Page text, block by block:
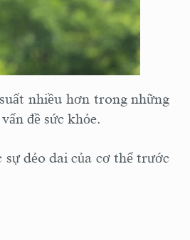
nhiều hơn trong những
đề sức khỏe.
dẻo dai của cơ thể trước